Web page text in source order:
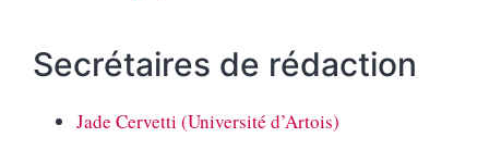
Secrétaires de rédaction
Jade Cervetti (Université d’Artois)